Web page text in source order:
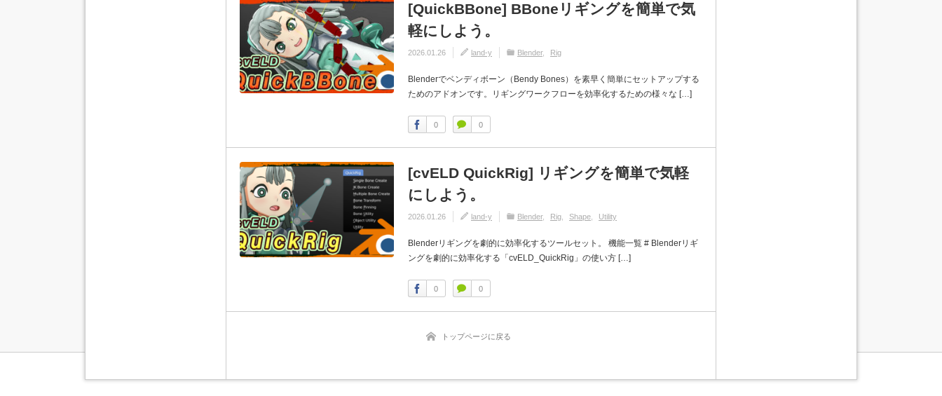
[QuickBBone] BBoneリギングを簡単で気
軽にしよう。
2026.01.26 land-y Blender Rig
Blenderでベンディボーン（Bendy Bones）を素早く簡単にセットアップする
ためのアドオンです。リギングワークフローを効率化するための様々な […]
0 0
[cvELD QuickRig] リギングを簡単で気軽
にしよう。
2026.01.26 land-y Blender Rig Shape Utility
Blenderリギングを劇的に効率化するツールセット。 機能一覧 # Blenderリギ
ングを劇的に効率化する「cvELD_QuickRig」の使い方 […]
0 0
トップページに戻る